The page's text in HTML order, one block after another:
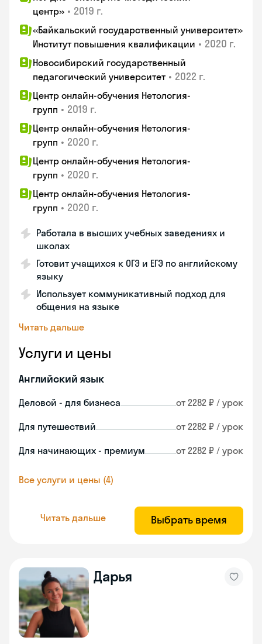
центр» • 2019 г.
«Байкальский государственный университет»
Институт повышения квалификации • 2020 г.
Новосибирский государственный
педагогический университет • 2022 г.
Центр онлайн-обучения Нетология-
групп • 2019 г.
Центр онлайн-обучения Нетология-
групп • 2020 г.
Центр онлайн-обучения Нетология-
групп • 2020 г.
Центр онлайн-обучения Нетология-
групп • 2020 г.
Работала в высших учебных заведениях и
школах
Готовит учащихся к ОГЭ и ЕГЭ по английскому
языку
Использует коммуникативный подход для
общения на языке
Читать дальше
Услуги и цены
Английский язык
Деловой - для бизнеса от 2282 ₽ / урок
Для путешествий от 2282 ₽ / урок
Для начинающих - премиум от 2282 ₽ / урок
Все услуги и цены (4)
Читать дальше Выбрать время
Дарья